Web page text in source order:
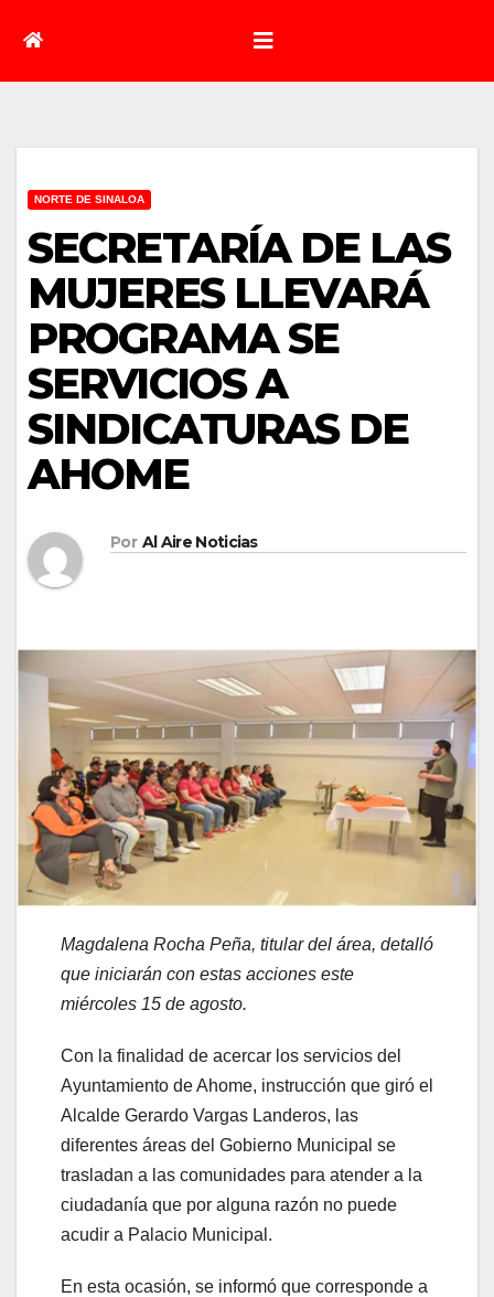
NORTE DE SINALOA
SECRETARÍA DE LAS
MUJERES LLEVARÁ
PROGRAMA SE
SERVICIOS A
SINDICATURAS DE
AHOME
Por Al Aire Noticias
Magdalena Rocha Peña, titular del área, detalló
que iniciarán con estas acciones este
miércoles 15 de agosto.
Con la finalidad de acercar los servicios del
Ayuntamiento de Ahome, instrucción que giró el
Alcalde Gerardo Vargas Landeros, las
diferentes áreas del Gobierno Municipal se
trasladan a las comunidades para atender a la
ciudadanía que por alguna razón no puede
acudir a Palacio Municipal.
En esta ocasión, se informó que corresponde a